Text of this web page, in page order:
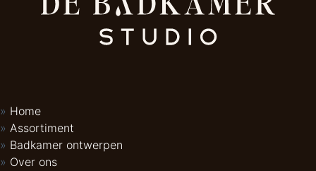
Home
Assortiment
Badkamer ontwerpen
Over ons